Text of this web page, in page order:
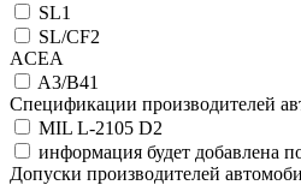
SL1
SL/CF2
ACEA
A3/B41
Спецификации производителей
MIL L-2105 D2
информация будет добавлена
Допуски производителей